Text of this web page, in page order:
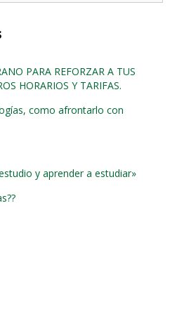
PARA REFORZAR A TUS
HORARIOS Y TARIFAS.
como afrontarlo con
y aprender a estudiar»